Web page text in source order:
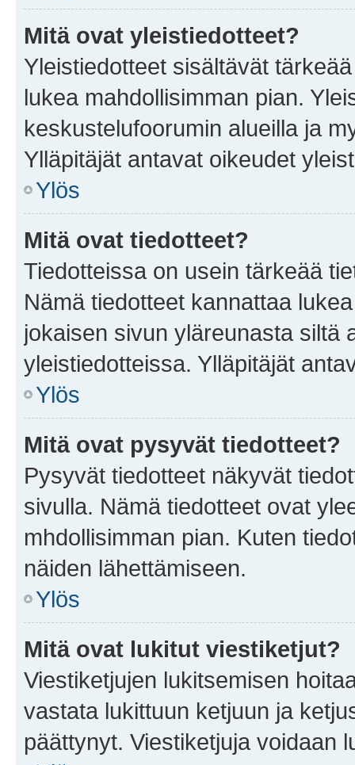
Mitä ovat yleistiedotteet?
Yleistiedotteet sisältävät
lukea mahdollisimman pian.
keskustelufoorumin alueilla ja
Ylläpitäjät antavat oikeudet
Ylös
Mitä ovat tiedotteet?
Tiedotteissa on usein tärkeää
Nämä tiedotteet kannattaa
jokaisen sivun yläreunasta siltä
yleistiedotteissa. Ylläpitäjät
Ylös
Mitä ovat pysyvät tiedotteet?
Pysyvät tiedotteet näkyvät
sivulla. Nämä tiedotteet ovat
mhdollisimman pian. Kuten
näiden lähettämiseen.
Ylös
Mitä ovat lukitut viestiketjut?
Viestiketjujen lukitsemisen
vastata lukittuun ketjuun ja
päättynyt. Viestiketjuja voidaan